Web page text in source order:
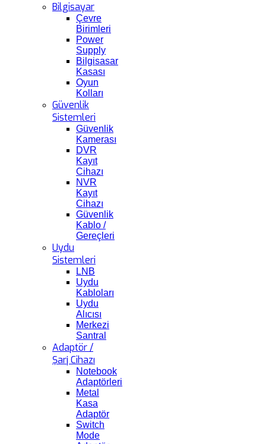
Bilgisayar
Çevre
Birimleri
Power
Supply
Bilgisasar
Kasası
Oyun
Kolları
Güvenlik
Sistemleri
Güvenlik
Kamerası
DVR
Kayıt
Cihazı
NVR
Kayıt
Cihazı
Güvenlik
Kablo /
Gereçleri
Uydu
Sistemleri
LNB
Uydu
Kabloları
Uydu
Alıcısı
Merkezi
Santral
Adaptör /
Şarj Cihazı
Notebook
Adaptörleri
Metal
Kasa
Adaptör
Switch
Mode